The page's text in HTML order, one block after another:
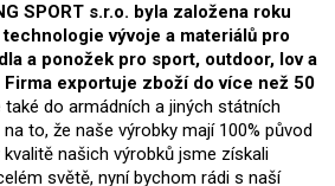
SPORT s.r.o. byla založena roku
vývoje a materiálů pro
a ponožek pro sport, outdoor, lov a
exportuje zboží do více než 50
také do armádních a jiných státních
to, že naše výrobky mají 100% původ
kvalitě našich výrobků jsme získali
světě, nyní bychom rádi s naší